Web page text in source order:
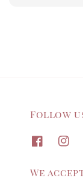
Follow
We